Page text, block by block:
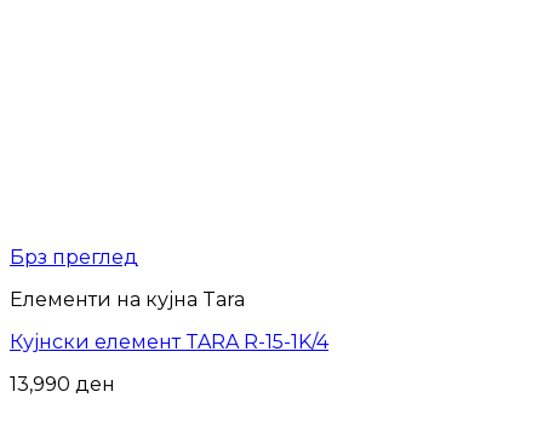
Брз преглед
Елементи на кујна Tara
Кујнски елемент TARA R-15-1K/4
13,990 ден